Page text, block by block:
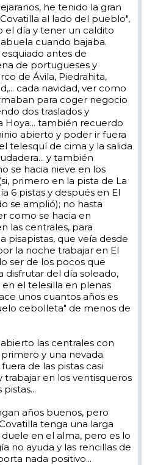
he tenido la gran
al lado del pueblo",
el día y tener un caldito
cuando bajaba.
antes de
de portugueses y
de Ávila, Piedrahita,
cada navidad, ver como
para coger negocio
dos traslados y
Hoya... también recuerdo
abierto y poder ir fuera
telesquí de cima y la salida
y también
se hacia nieve en los
primero en la pista de La
6 pistas y después en El
se amplió); no hasta
como se hacia en
las centrales, para
pisapistas, que veía desde
la noche trabajar en El
ser de los pocos que
disfrutar del día soleado,
el telesilla en plenas
unos cuantos años es
cebolleta" de menos de
las centrales con
y una nevada
de las pistas casi
trabajar en los ventisqueros
años buenos, pero
tenga una larga
duele en el alma, pero es lo
no ayuda y las rencillas de
nada positivo...